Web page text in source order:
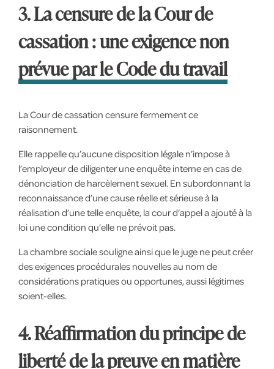
3. La censure de la Cour de
cassation : une exigence non
prévue par le Code du travail
La Cour de cassation censure fermement ce
raisonnement.
Elle rappelle qu’aucune disposition légale n’impose à
l’employeur de diligenter une enquête interne en cas de
dénonciation de harcèlement sexuel. En subordonnant la
reconnaissance d’une cause réelle et sérieuse à la
réalisation d’une telle enquête, la cour d’appel a ajouté à la
loi une condition qu’elle ne prévoit pas.
La chambre sociale souligne ainsi que le juge ne peut créer
des exigences procédurales nouvelles au nom de
considérations pratiques ou opportunes, aussi légitimes
soient-elles.
4. Réaffirmation du principe de
liberté de la preuve en matière